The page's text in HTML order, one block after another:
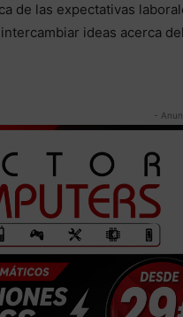
de las expectativas
ideas acerca
-